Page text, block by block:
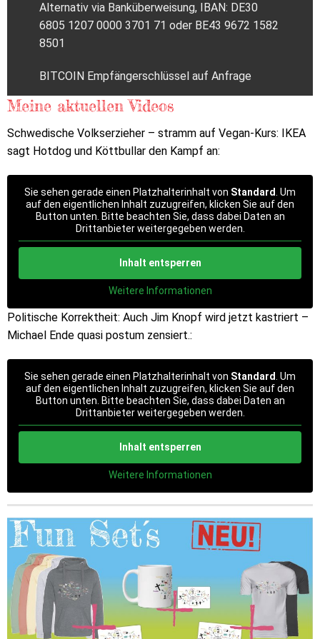
Alternativ via Banküberweisung, IBAN: DE30
6805 1207 0000 3701 71 oder BE43 9672 1582
8501
BITCOIN Empfängerschlüssel auf Anfrage
Meine aktuellen Videos
Schwedische Volkserzieher – stramm auf Vegan-Kurs: IKEA
sagt Hotdog und Köttbullar den Kampf an:
Sie sehen gerade einen Platzhalterinhalt von Standard. Um
auf den eigentlichen Inhalt zuzugreifen, klicken Sie auf den
Button unten. Bitte beachten Sie, dass dabei Daten an
Drittanbieter weitergegeben werden.
Inhalt entsperren
Weitere Informationen
Politische Korrektheit: Auch Jim Knopf wird jetzt kastriert –
Michael Ende quasi postum zensiert.:
Sie sehen gerade einen Platzhalterinhalt von Standard . Um
auf den eigentlichen Inhalt zuzugreifen, klicken Sie auf den
Button unten. Bitte beachten Sie, dass dabei Daten an
Drittanbieter weitergegeben werden.
Inhalt entsperren
Weitere Informationen